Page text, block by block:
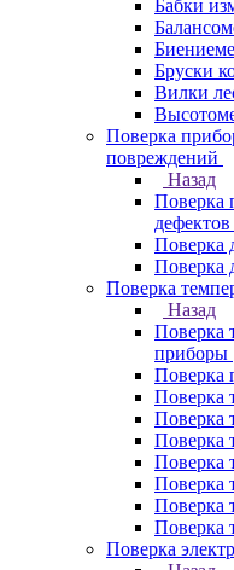
Бабки
Бруски
Вилки
Поверка
повреждений
Назад
Поверка
Поверка
Поверка
Поверка
Назад
Поверка
приборы
Поверка
Поверка
Поверка
Поверка
Поверка
Поверка
Поверка
Поверка
Поверка